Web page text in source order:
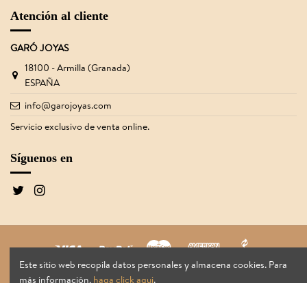
Atención al cliente
GARÓ JOYAS
18100 - Armilla (Granada)
ESPAÑA
info@garojoyas.com
Servicio exclusivo de venta online.
Síguenos en
Garó Joyas®2026
Este sitio web recopila datos personales y almacena cookies. Para
más información, haga click aqui.